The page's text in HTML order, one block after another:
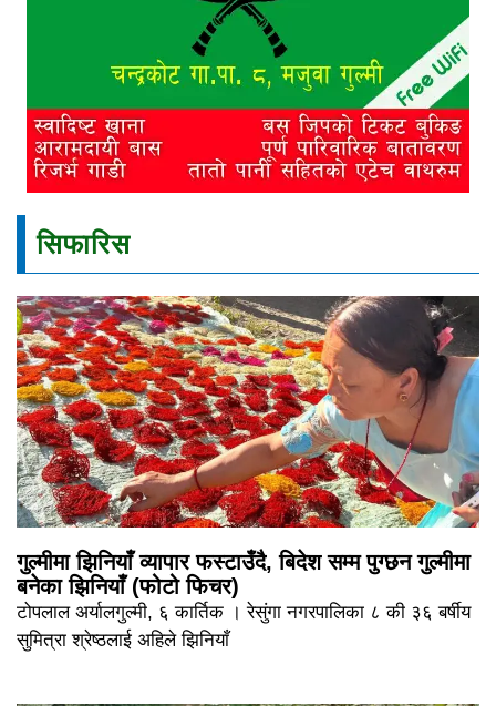
सिफारिस
गुल्मीमा झिनियाँ व्यापार फस्टाउँदै, बिदेश सम्म पुग्छन गुल्मीमा
बनेका झिनियाँ (फोटो फिचर)
टोपलाल अर्यालगुल्मी, ६ कार्तिक । रेसुंगा नगरपालिका ८ की ३६ बर्षीय
सुमित्रा श्रेष्ठलाई अहिले झिनियाँ